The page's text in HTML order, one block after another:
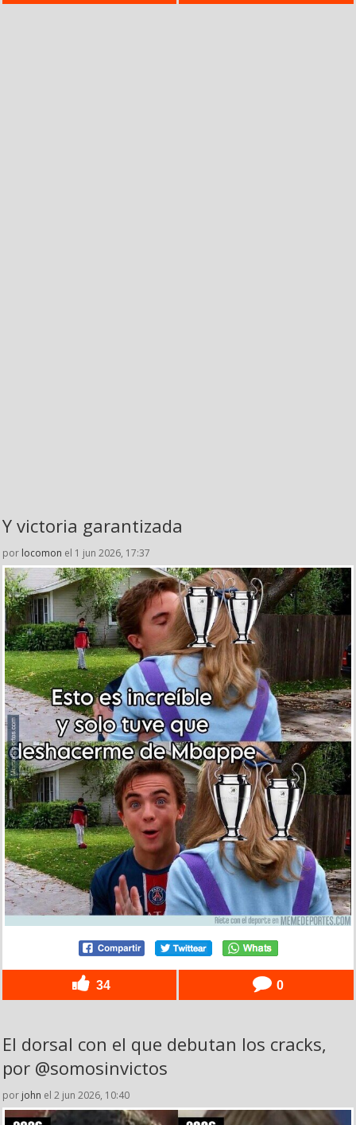
Y victoria garantizada
por locomon el 1 jun 2026, 17:37
34 0
El dorsal con el que debutan los cracks,
por @somosinvictos
por john el 2 jun 2026, 10:40